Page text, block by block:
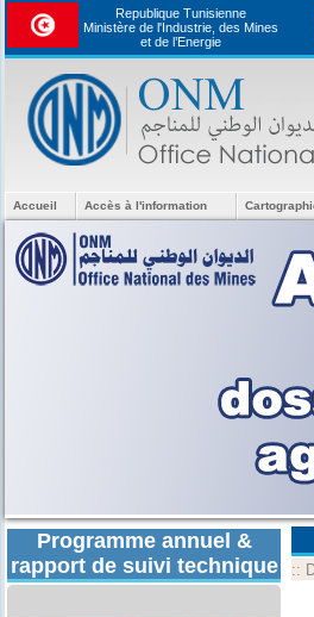
Republique Tunisienne
Ministère de l'Industrie, des Mines
et de l’Energie
Accueil Accès à l'information
Programme annuel &
rapport de suivi technique
::